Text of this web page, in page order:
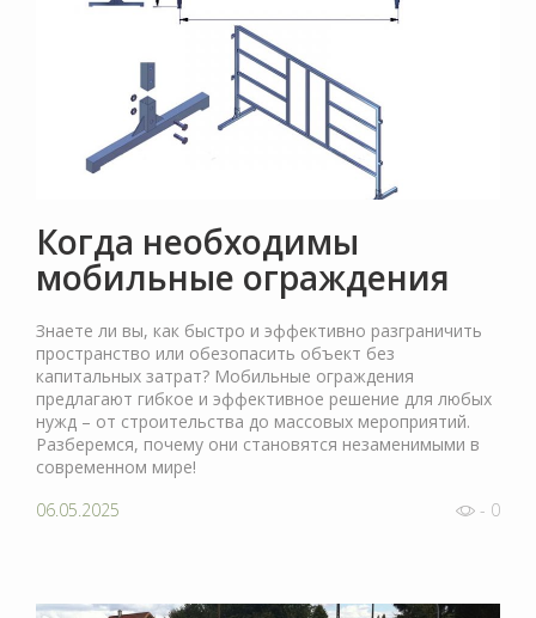
Когда необходимы
мобильные ограждения
Знаете ли вы, как быстро и эффективно разграничить
пространство или обезопасить объект без
капитальных затрат? Мобильные ограждения
предлагают гибкое и эффективное решение для любых
нужд – от строительства до массовых мероприятий.
Разберемся, почему они становятся незаменимыми в
современном мире!
06.05.2025
- 0